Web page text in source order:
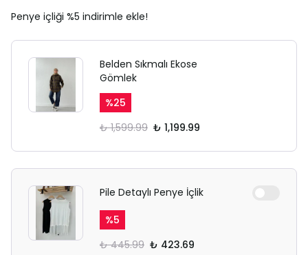
Penye içliği %5 indirimle ekle!
Belden Sıkmalı Ekose
Gömlek
%25
₺ 1,599.99 ₺ 1,199.99
Pile Detaylı Penye İçlik
%5
₺ 445.99 ₺ 423.69